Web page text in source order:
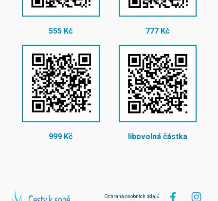
555 Kč 777 Kč
999 Kč libovolná částka
Ochrana osobních údajů